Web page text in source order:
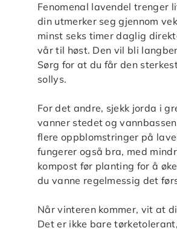
Fenomenal lavendel trenger
din utmerker seg gjennom
minst seks timer daglig
vår til høst. Den vil bli
Sørg for at du får den
sollys.
For det andre, sjekk jorda i
vanner stedet og
flere oppblomstringer på
fungerer også bra, med
kompost før planting for å
du vanne regelmessig det
Når vinteren kommer, vit at
Det er ikke bare